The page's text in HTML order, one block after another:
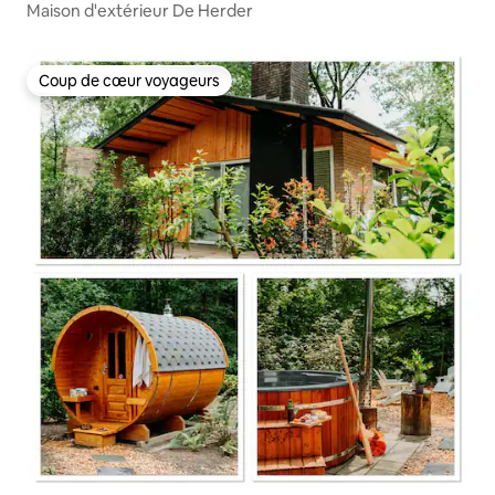
Maison d'extérieur De Herder
Coup de cœur voyageurs
Coup de cœur voyageurs